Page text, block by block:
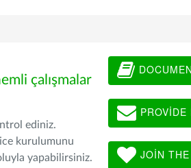
çalışmalar
ediniz.
kurulumunu
yapabilirsiniz.
PROVIDE
JOIN